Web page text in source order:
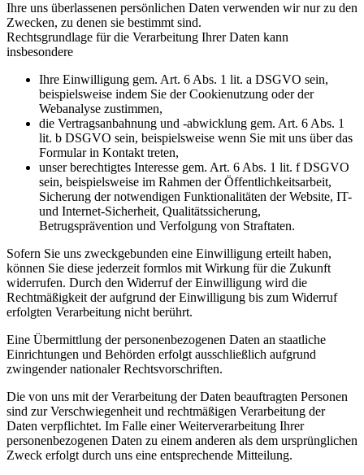
Ihre uns überlassenen persönlichen Daten verwenden wir nur zu den
Zwecken, zu denen sie bestimmt sind.
Rechtsgrundlage für die Verarbeitung Ihrer Daten kann
insbesondere
Ihre Einwilligung gem. Art. 6 Abs. 1 lit. a DSGVO sein,
beispielsweise indem Sie der Cookienutzung oder der
Webanalyse zustimmen,
die Vertragsanbahnung und -abwicklung gem. Art. 6 Abs. 1
lit. b DSGVO sein, beispielsweise wenn Sie mit uns über das
Formular in Kontakt treten,
unser berechtigtes Interesse gem. Art. 6 Abs. 1 lit. f DSGVO
sein, beispielsweise im Rahmen der Öffentlichkeitsarbeit,
Sicherung der notwendigen Funktionalitäten der Website, IT-
und Internet-Sicherheit, Qualitätssicherung,
Betrugsprävention und Verfolgung von Straftaten.
Sofern Sie uns zweckgebunden eine Einwilligung erteilt haben,
können Sie diese jederzeit formlos mit Wirkung für die Zukunft
widerrufen. Durch den Widerruf der Einwilligung wird die
Rechtmäßigkeit der aufgrund der Einwilligung bis zum Widerruf
erfolgten Verarbeitung nicht berührt.
Eine Übermittlung der personenbezogenen Daten an staatliche
Einrichtungen und Behörden erfolgt ausschließlich aufgrund
zwingender nationaler Rechtsvorschriften.
Die von uns mit der Verarbeitung der Daten beauftragten Personen
sind zur Verschwiegenheit und rechtmäßigen Verarbeitung der
Daten verpflichtet. Im Falle einer Weiterverarbeitung Ihrer
personenbezogenen Daten zu einem anderen als dem ursprünglichen
Zweck erfolgt durch uns eine entsprechende Mitteilung.